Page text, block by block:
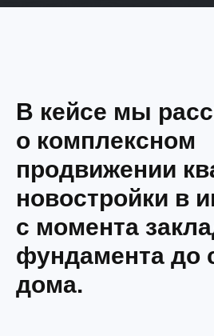
В кейсе мы
о комплексном
продвижении
новостройки в
с момента
фундамента до
дома.